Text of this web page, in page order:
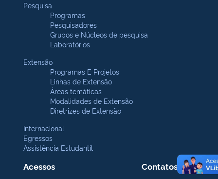
Pesquisa
Programas
Pesquisadores
Grupos e Núcleos de pesquisa
Laboratórios
Extensão
Programas E Projetos
Linhas de Extensão
Áreas temáticas
Modalidades de Extensão
Diretrizes de Extensão
Internacional
Egressos
Assistência Estudantil
Acessos Contatos Gerais